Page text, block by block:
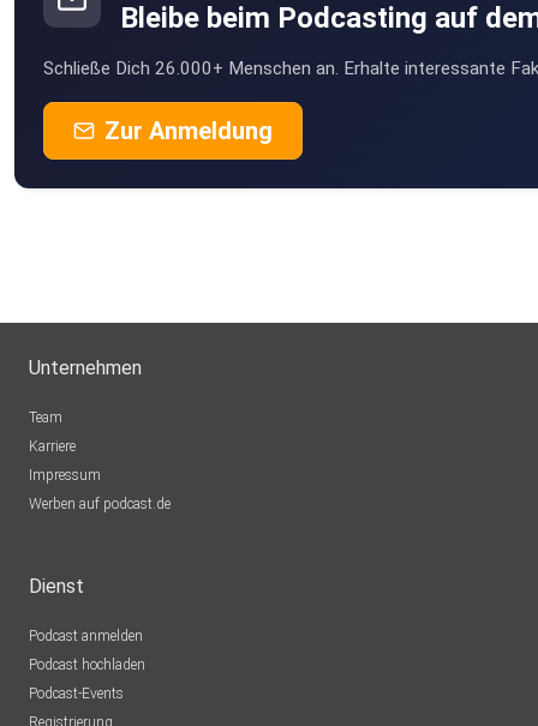
Bleibe beim Podcasting auf
Schließe Dich 26.000+ Menschen an. Erhalte interessante
Zur Anmeldung
Unternehmen
Team
Karriere
Impressum
Werben auf podcast.de
Dienst
Podcast anmelden
Podcast hochladen
Podcast-Events
Registrierung